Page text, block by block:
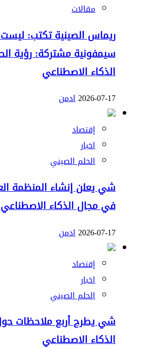
مقالات
ريماس الصينية تكتب:
سيمفونية مشتركة: رؤية
الذكاء الاصطناعي
2026-07-17ادمن
إقتصاد
اخبار
الحلم الصيني
شي يعلن إنشاء المنظمة
في مجال الذكاء الاصطناعي
2026-07-17ادمن
إقتصاد
اخبار
الحلم الصيني
شي يطرح أربع ملاحظات
الذكاء الاصطناعي